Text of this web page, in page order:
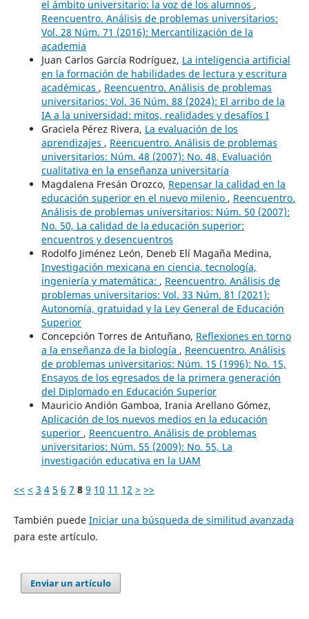
el ámbito universitario: la voz de los alumnos ,
Reencuentro. Análisis de problemas universitarios:
Vol. 28 Núm. 71 (2016): Mercantilización de la
academia
Juan Carlos García Rodríguez, La inteligencia artificial
en la formación de habilidades de lectura y escritura
académicas , Reencuentro. Análisis de problemas
universitarios: Vol. 36 Núm. 88 (2024): El arribo de la
IA a la universidad: mitos, realidades y desafíos I
Graciela Pérez Rivera, La evaluación de los
aprendizajes , Reencuentro. Análisis de problemas
universitarios: Núm. 48 (2007): No. 48, Evaluación
cualitativa en la enseñanza universitaria
Magdalena Fresán Orozco, Repensar la calidad en la
educación superior en el nuevo milenio , Reencuentro.
Análisis de problemas universitarios: Núm. 50 (2007):
No. 50, La calidad de la educación superior:
encuentros y desencuentros
Rodolfo Jiménez León, Deneb Elí Magaña Medina,
Investigación mexicana en ciencia, tecnología,
ingeniería y matemática: , Reencuentro. Análisis de
problemas universitarios: Vol. 33 Núm. 81 (2021):
Autonomía, gratuidad y la Ley General de Educación
Superior
Concepción Torres de Antuñano, Reflexiones en torno
a la enseñanza de la biología , Reencuentro. Análisis
de problemas universitarios: Núm. 15 (1996): No. 15,
Ensayos de los egresados de la primera generación
del Diplomado en Educación Superior
Mauricio Andión Gamboa, Irania Arellano Gómez,
Aplicación de los nuevos medios en la educación
superior , Reencuentro. Análisis de problemas
universitarios: Núm. 55 (2009): No. 55, La
investigación educativa en la UAM
<< < 3 4 5 6 7 8 9 10 11 12 > >>
También puede Iniciar una búsqueda de similitud avanzada
para este artículo.
Enviar un artículo